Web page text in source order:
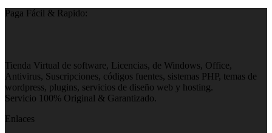
era:
es:
Paga Fácil & Rapido:
Tienda Virtual de software, Licencias, de Windows, Office,
Antivirus, Suscripciones, códigos fuentes, sistemas PHP, temas de
wordpress, plugins, servicios de diseño web y hosting.
Servicio 100% Original & Garantizado.
Enlaces